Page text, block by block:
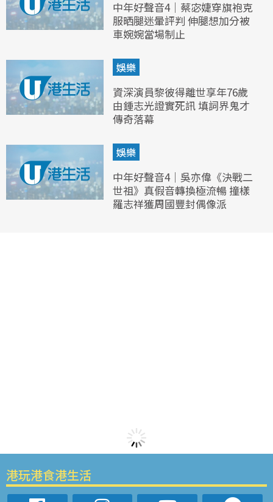
中年好聲音4｜蔡宓婕穿旗袍克
服晒腿迷暈評判 伸腿想加分被
車婉婉當場制止
娛樂
資深演員黎彼得離世享年76歲
由鍾志光證實死訊 填詞界鬼才
傳奇落幕
娛樂
中年好聲音4｜吳亦偉《決戰二
世祖》真假音轉換極流暢 撞樣
羅志祥獲周國豐封偶像派
港玩港食港生活